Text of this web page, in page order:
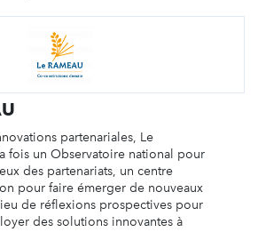
partenariales, Le
fois un Observatoire national pour
des partenariats, un centre
pour faire émerger de nouveaux
de réflexions prospectives pour
des solutions innovantes à